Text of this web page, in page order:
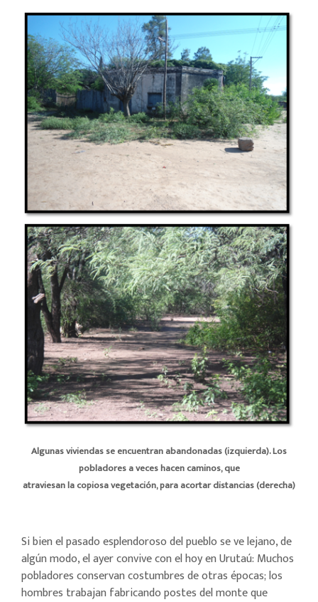
Algunas viviendas se encuentran abandonadas (izquierda). Los
pobladores a veces hacen caminos, que
atraviesan la copiosa vegetación, para acortar distancias (derecha)
Si bien el pasado esplendoroso del pueblo se ve lejano, de
algún modo, el ayer convive con el hoy en Urutaú: Muchos
pobladores conservan costumbres de otras épocas; los
hombres trabajan fabricando postes del monte que